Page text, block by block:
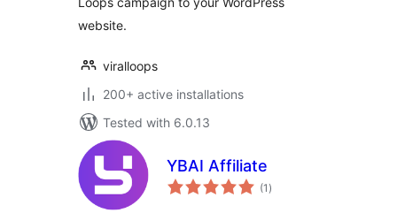
website.
viralloops
200+ active installations
Tested with 6.0.13
YBAI Affiliate
(1 total
ratings
)